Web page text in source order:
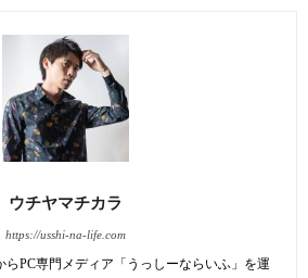
ウチヤマチカラ
https://usshi-na-life.com
らPC専門メディア「うっしーならいふ」を運